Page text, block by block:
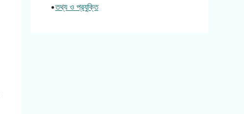
•তথ্য ও প্রযুক্তি